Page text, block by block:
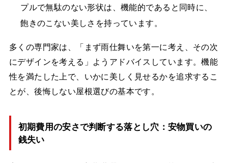
プルで無駄のない形状は、機能的であると同時に、
飽きのこない美しさを持っています。
多くの専門家は、「まず雨仕舞いを第一に考え、その次
にデザインを考える」ようアドバイスしています。機能
性を満たした上で、いかに美しく見せるかを追求するこ
とが、後悔しない屋根選びの基本です。
初期費用の安さで判断する落とし穴：安物買いの
銭失い